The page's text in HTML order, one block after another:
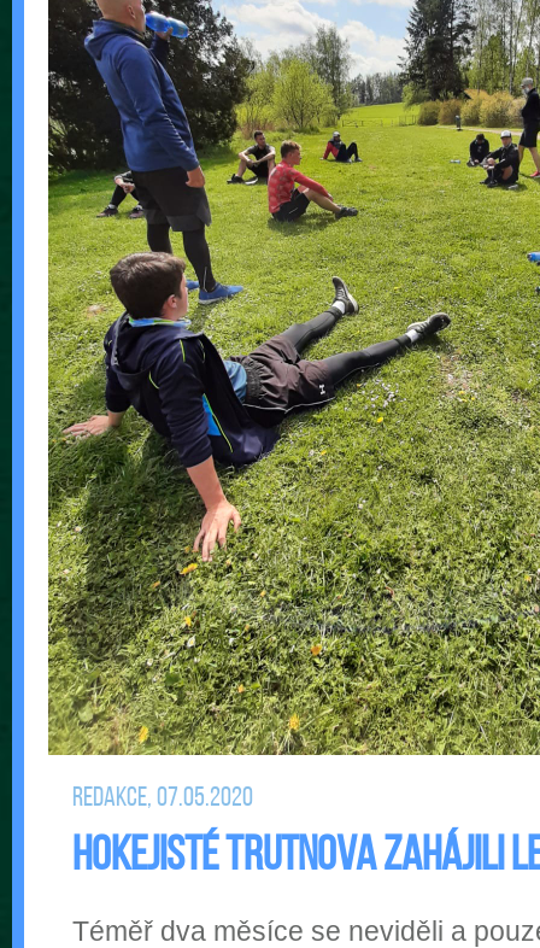
Redakce, 07.05.2020
Hokejisté Trutnova zahájili
Téměř dva měsíce se neviděli a